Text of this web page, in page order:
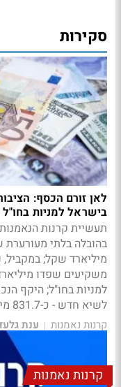
סקירות
בישראל למניות בחו"ל
מיליארד שקל;
משקיעים שפדו
למניות בחו"ל; היקף
לשיא חדש - כ-831.7 מיליארד שקל
קרנות נאמנות | ענת
קרנות נאמנות